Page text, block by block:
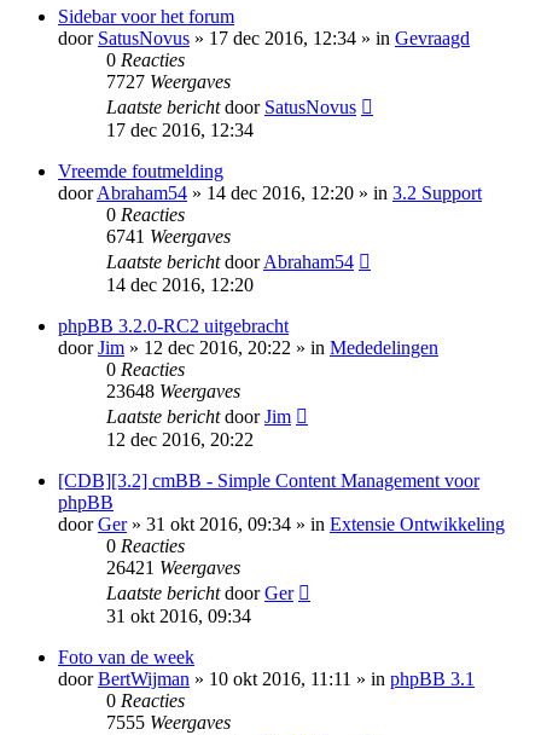
Sidebar voor het forum
door SatusNovus » 17 dec 2016, 12:34 » in Gevraagd
0 Reacties
7727 Weergaves
Laatste berichtdoor SatusNovus
17 dec 2016, 12:34
Vreemde foutmelding
doorAbraham54 » 14 dec 2016, 12:20 » in 3.2 Support
0 Reacties
6741 Weergaves
Laatste berichtdoorAbraham54
14 dec 2016, 12:20
phpBB 3.2.0-RC2 uitgebracht
doorJim » 12 dec 2016, 20:22 » in Mededelingen
0 Reacties
23648 Weergaves
Laatste berichtdoorJim
12 dec 2016, 20:22
[CDB][3.2] cmBB - Simple Content Management voor
phpBB
doorGer» 31 okt 2016, 09:34 » in Extensie Ontwikkeling
0 Reacties
26421 Weergaves
Laatste berichtdoorGer
31 okt 2016, 09:34
Foto van de week
doorBertWijman » 10 okt 2016, 11:11 » in phpBB 3.1
0 Reacties
7555 Weergaves